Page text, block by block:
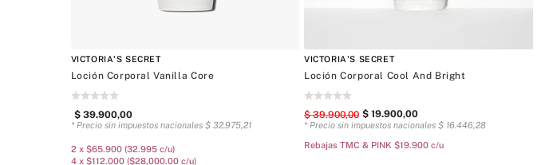
VICTORIA'S SECRET
Loción Corporal Vanilla Core
$ 39.900,00
* Precio sin impuestos nacionales $ 32.975,21
2 x $65.900 (32.995 c/u)
4 x $112.000 ($28,000.00 c/u)
VICTORIA'S SECRET
Loción Corporal Cool And Bright
$ 39.900,00 $ 19.900,00
* Precio sin impuestos nacionales $ 16.446,28
Rebajas TMC & PINK $19.900 c/u